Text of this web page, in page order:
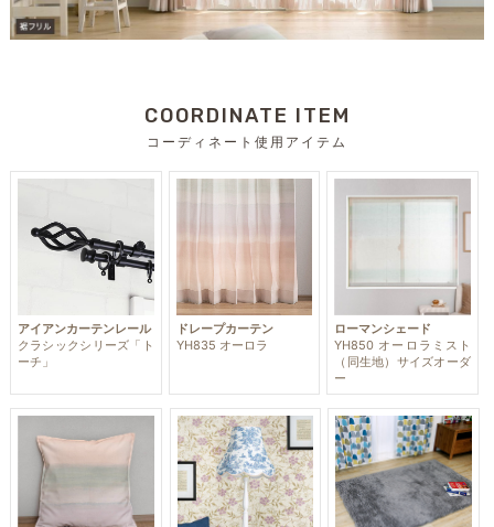
COORDINATE ITEM
コーディネート使用アイテム
アイアンカーテンレール
クラシックシリーズ「ト
ーチ」
ドレープカーテン
YH835 オーロラ
ローマンシェード
YH850 オーロラミスト
（同生地）サイズオーダ
ー